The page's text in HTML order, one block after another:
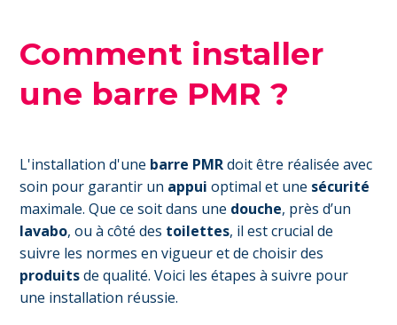
Comment installer
une barre PMR ?
L'installation d'une barre PMRdoit être réalisée avec
soin pour garantir un appui optimal et une sécurité
maximale. Que ce soit dans une douche, près d’un
lavabo, ou à côté des toilettes, il est crucial de
suivre les normes en vigueur et de choisir des
produitsde qualité. Voici les étapes à suivre pour
une installation réussie.